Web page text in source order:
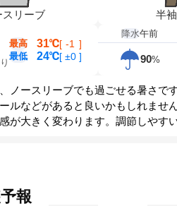
スリーブ 半
最高 31℃[ -1 ]
最低 24℃[ ±0 ]
降水午前
90%
ノースリーブでも過ごせる暑さで
ルなどがあると良いかもしれませ
が大きく変わります。調節しやす
報